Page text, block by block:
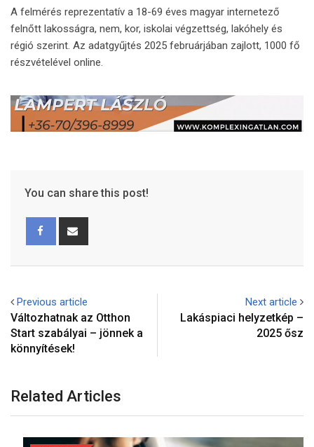
A felmérés reprezentatív a 18-69 éves magyar internetező
felnőtt lakosságra, nem, kor, iskolai végzettség, lakóhely és
régió szerint. Az adatgyűjtés 2025 februárjában zajlott, 1000 fő
részvételével online.
You can share this post!
Previous article
Változhatnak az Otthon
Start szabályai – jönnek a
könnyítések!
Next article
Lakáspiaci helyzetkép –
2025 ősz
Related Articles